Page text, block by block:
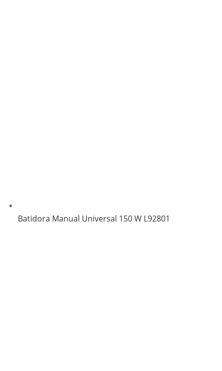
Batidora Manual Universal 150 W L92801